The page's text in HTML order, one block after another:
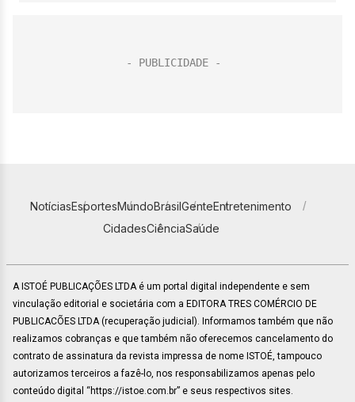
NotíciasEsportesMundoBrasilGenteEntretenimento
CidadesCiênciaSaúde
A ISTOÉ PUBLICAÇÕES LTDA é um portal digital independente e sem
vinculação editorial e societária com a EDITORA TRES COMÉRCIO DE
PUBLICACÕES LTDA (recuperação judicial). Informamos também que não
realizamos cobranças e que também não oferecemos cancelamento do
contrato de assinatura da revista impressa de nome ISTOÉ, tampouco
autorizamos terceiros a fazê-lo, nos responsabilizamos apenas pelo
conteúdo digital “https://istoe.com.br” e seus respectivos sites.